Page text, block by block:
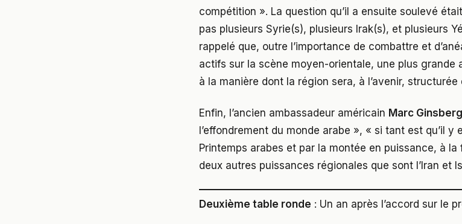
compétition ». La question qu’il a ensuite soulevé
pas plusieurs Syrie(s), plusieurs Irak(s), et plusieurs
rappelé que, outre l’importance de combattre et
actifs sur la scène moyen-orientale, une plus grande
à la manière dont la région sera, à l’avenir, structurée
Enfin, l’ancien ambassadeur américain Marc Ginsberg
l’effondrement du monde arabe », « si tant est qu’il
Printemps arabes et par la montée en puissance, à
deux autres puissances régionales que sont l’Iran et
Deuxième table ronde : Un an après l’accord sur le